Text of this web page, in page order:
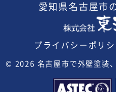
愛知県名古屋市
プライバシーポリシ
© 2026 名古屋市で外壁塗装